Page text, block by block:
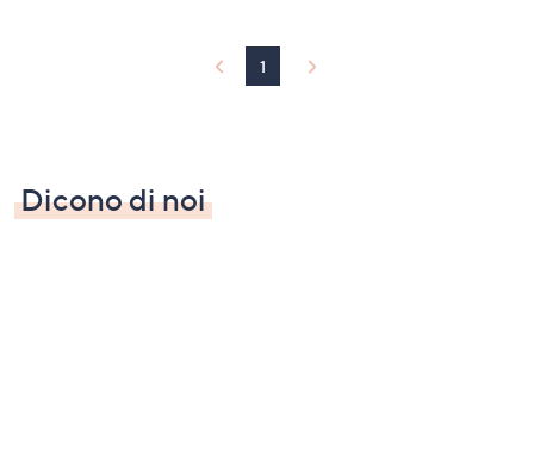
1
Dicono di noi